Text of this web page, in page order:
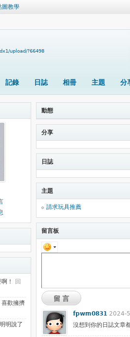
圖教學
upload/?66498
記錄 日誌 相冊 主題 分
！
回
歡擁擠
明說了
動態
分享
日誌
主題
請求玩具推薦
留言板
留言
fpwm0831 2024-
沒想到你的日誌文章